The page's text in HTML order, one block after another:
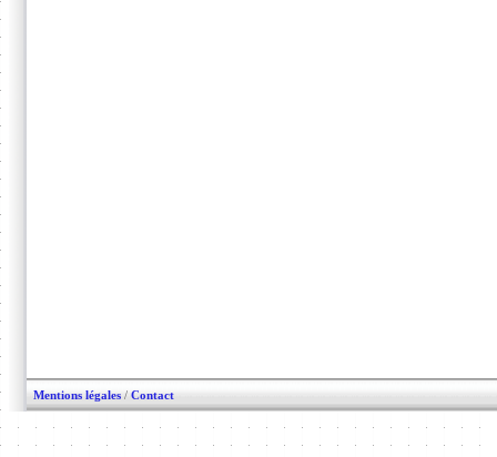
Mentions légales / Contact